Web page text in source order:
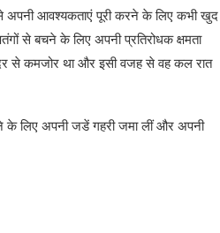
अपनी आवश्यकताएं पूरी करने के लिए कभी खुद
से बचने के लिए अपनी प्रतिरोधक क्षमता
से कमजोर था और इसी वजह से वह कल रात
के लिए अपनी जडें गहरी जमा लीं और अपनी